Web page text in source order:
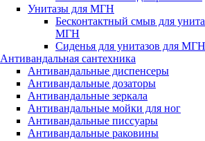
Унитазы для МГН
Бесконтактный смыв для
МГН
Сиденья для унитазов для МГН
Антивандальная сантехника
Антивандальные диспенсеры
Антивандальные дозаторы
Антивандальные зеркала
Антивандальные мойки для ног
Антивандальные писсуары
Антивандальные раковины